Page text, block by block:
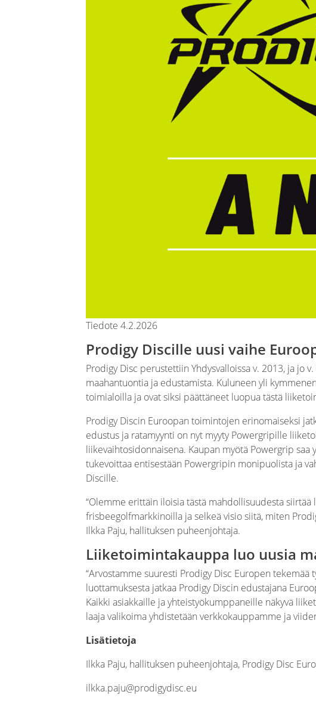
Tiedote 4.2.2026
Prodigy Discille uusi vaihe
Prodigy Disc perustettiin Yhdysvalloissa v. 2013, ja jo
maahantuontia ja edustamista. Kuluneen yli
toimialoilla ja ovat siksi päättäneet luopua tästä
Prodigy Discin Euroopan toimintojen erinomaiseksi
edustus ja ratamyynti on nyt myyty Powergripille
liikevaihtosidonnaisena. Kaupan myötä Powergrip
tukevoittaa entisestään Powergripin monipuolista ja
Discille.
“Olemme erittäin iloisia tästä mahdollisuudesta
frisbeegolfmarkkinoilla ja selkeä visio siitä, miten
Ilkka Paju, hallituksen puheenjohtaja.
Liiketoimintakauppa luo uusia
“Arvostamme suuresti Prodigy Disc Europen
luottamuksesta jatkaa Prodigy Discin edustajana
Kaikki asiakkaille ja yhteistyökumppaneille näkyvä
laaja valikoima yhdistetään verkkokauppamme ja
Lisätietoja
Ilkka Paju, hallituksen puheenjohtaja, Prodigy Disc
ilkka.paju@prodigydisc.eu